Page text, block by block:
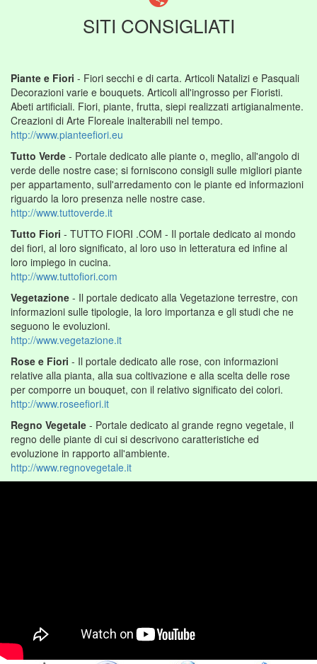
SITI CONSIGLIATI
Piante e Fiori - Fiori secchi e di carta. Articoli Natalizi e Pasquali
Decorazioni varie e bouquets. Articoli all'ingrosso per Fioristi.
Abeti artificiali. Fiori, piante, frutta, siepi realizzati artigianalmente.
Creazioni di Arte Floreale inalterabili nel tempo.
http://www.pianteefiori.eu
Tutto Verde - Portale dedicato alle piante o, meglio, all'angolo di
verde delle nostre case; si forniscono consigli sulle migliori piante
per appartamento, sull'arredamento con le piante ed informazioni
riguardo la loro presenza nelle nostre case.
http://www.tuttoverde.it
Tutto Fiori - TUTTO FIORI .COM - Il portale dedicato ai mondo
dei fiori, al loro significato, al loro uso in letteratura ed infine al
loro impiego in cucina.
http://www.tuttofiori.com
Vegetazione - Il portale dedicato alla Vegetazione terrestre, con
informazioni sulle tipologie, la loro importanza e gli studi che ne
seguono le evoluzioni.
http://www.vegetazione.it
Rose e Fiori - Il portale dedicato alle rose, con informazioni
relative alla pianta, alla sua coltivazione e alla scelta delle rose
per comporre un bouquet, con il relativo significato dei colori.
http://www.roseefiori.it
Regno Vegetale - Portale dedicato al grande regno vegetale, il
regno delle piante di cui si descrivono caratteristiche ed
evoluzione in rapporto all'ambiente.
http://www.regnovegetale.it